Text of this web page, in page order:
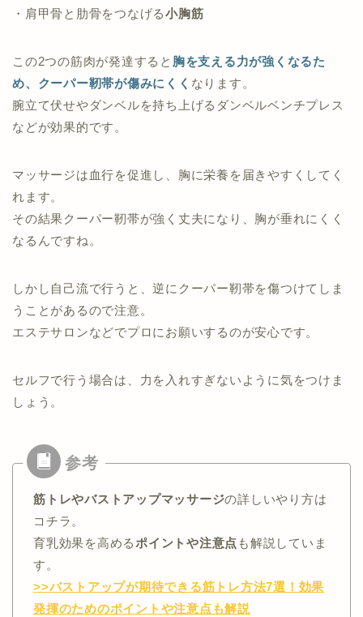
・肩甲骨と肋骨をつなげる小胸筋
この2つの筋肉が発達すると 胸を支える力が強くなるた
め、クーパー靭帯が傷みにくく なります。
腕立て伏せやダンベルを持ち上げるダンベルベンチプレス
などが効果的です。
マッサージは血行を促進し、胸に栄養を届きやすくしてく
れます。
その結果クーパー靭帯が強く丈夫になり、胸が垂れにくく
なるんですね。
しかし自己流で行うと、逆にクーパー靭帯を傷つけてしま
うことがあるので注意。
エステサロンなどでプロにお願いするのが安心です。
セルフで行う場合は、力を入れすぎないように気をつけま
しょう。
筋トレやバストアップマッサージの詳しいやり方は
コチラ。
育乳効果を高める ポイントや注意点 も解説していま
す。
>>バストアップが期待できる筋トレ方法7選！効果
発揮のためのポイントや注意点も解説